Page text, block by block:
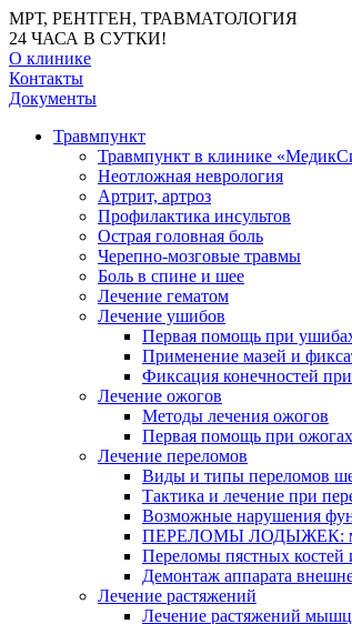
МРТ, РЕНТГЕН, ТРАВМАТОЛОГИЯ
24 ЧАСА В СУТКИ!
О клинике
Контакты
Документы
Травмпункт
Травмпункт в клинике
Неотложная неврология
Артрит, артроз
Профилактика инсультов
Острая головная боль
Черепно-мозговые травмы
Боль в спине и шее
Лечение гематом
Лечение ушибов
Первая помощь при
Применение мазей и
Фиксация конечностей
Лечение ожогов
Методы лечения ожогов
Первая помощь при ожогах
Лечение переломов
Виды и типы переломов
Тактика и лечение при
Возможные нарушения
ПЕРЕЛОМЫ ЛОДЫЖЕК:
Переломы пястных костей
Демонтаж аппарата
Лечение растяжений
Лечение растяжений мышц